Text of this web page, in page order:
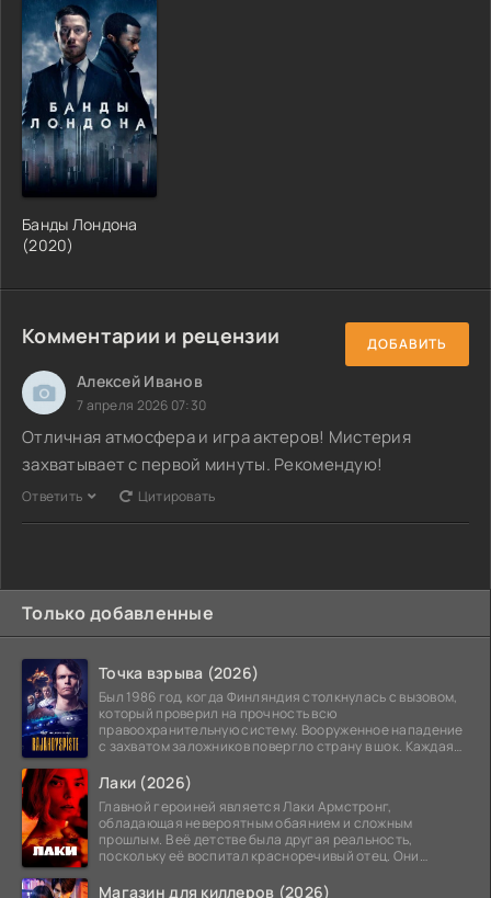
Банды Лондона
(2020)
Комментарии и рецензии ДОБАВИТЬ
Алексей Иванов
7 апреля 2026 07:30
Отличная атмосфера и игра актеров! Мистерия
захватывает с первой минуты. Рекомендую!
Ответить Цитировать
Только добавленные
Точка взрыва (2026)
Был 1986 год, когда Финляндия столкнулась с вызовом,
который проверил на прочность всю
правоохранительную систему. Вооруженное нападение
с захватом заложников повергло страну в шок. Каждая
Лаки (2026)
Главной героиней является Лаки Армстронг,
обладающая невероятным обаянием и сложным
прошлым. В её детстве была другая реальность,
поскольку её воспитал красноречивый отец. Они
Магазин для киллеров (2026)